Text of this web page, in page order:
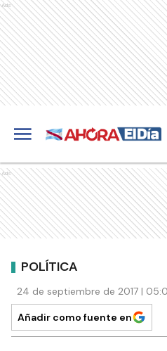
Ads
Ads
POLÍTICA
24 de septiembre de 2017 |
Añadir como fuente en